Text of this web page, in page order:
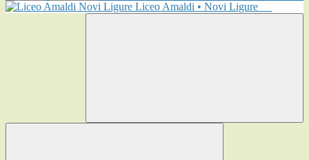
Liceo Amaldi • Novi Ligure